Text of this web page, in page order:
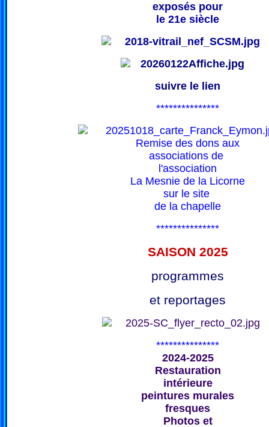
exposés pour
le 21e siècle
suivre le lien
***************
Remise des dons aux
associations de
l'association
La Mesnie de la Licorne
sur le site
de la chapelle
***************
SAISON 2025
programmes
et reportages
***************
2024-2025
Restauration
intérieure
peintures murales
fresques
Photos et